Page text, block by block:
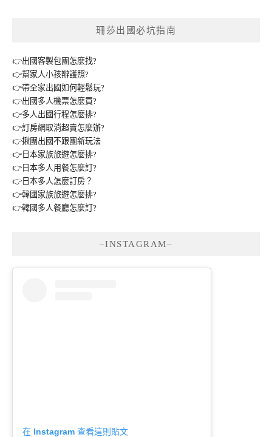
珊莎出國必坑指南
👉出國客製包團怎麼找?
👉幫家人小孩辦護照?
👉帶全家出國如何輕鬆玩?
👉出國多人機票怎麼買?
👉多人出國行程怎麼排?
👉訂房網取消超賣怎麼辦?
👉揪團出國不跟團新玩法
👉日本家族旅遊怎麼排?
👉日本多人用餐怎麼訂?
👉日本多人怎麼訂房？
👉韓國家族旅遊怎麼排?
👉韓國多人餐廳怎麼訂?
–INSTAGRAM–
在 Instagram 查看這則貼文